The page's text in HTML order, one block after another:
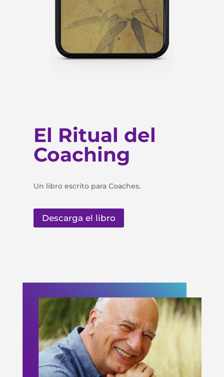
El Ritual del
Coaching
Un libro escrito para Coaches.
Descarga el libro